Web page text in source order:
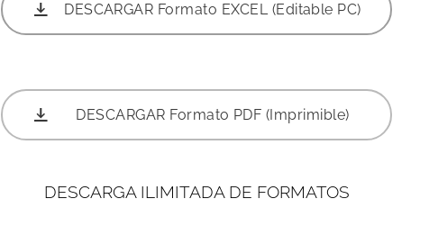
DESCARGAR Formato EXCEL (Editable PC)
DESCARGAR Formato PDF (Imprimible)
DESCARGA ILIMITADA DE FORMATOS